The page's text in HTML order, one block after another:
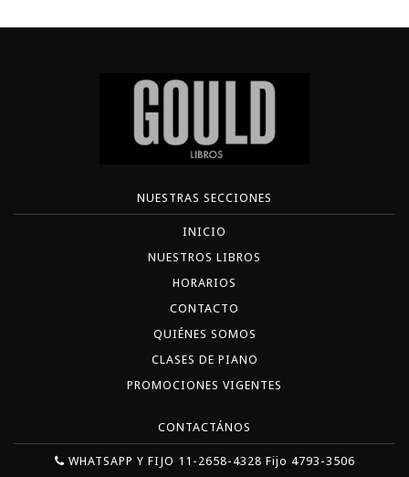
NUESTRAS SECCIONES
INICIO
NUESTROS LIBROS
HORARIOS
CONTACTO
QUIÉNES SOMOS
CLASES DE PIANO
PROMOCIONES VIGENTES
CONTACTÁNOS
WHATSAPP Y FIJO 11-2658-4328 Fijo 4793-3506